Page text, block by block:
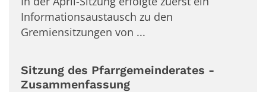
Informationsaustausch zu den
Gremiensitzungen von ...
Sitzung des Pfarrgemeinderates -
Zusammenfassung